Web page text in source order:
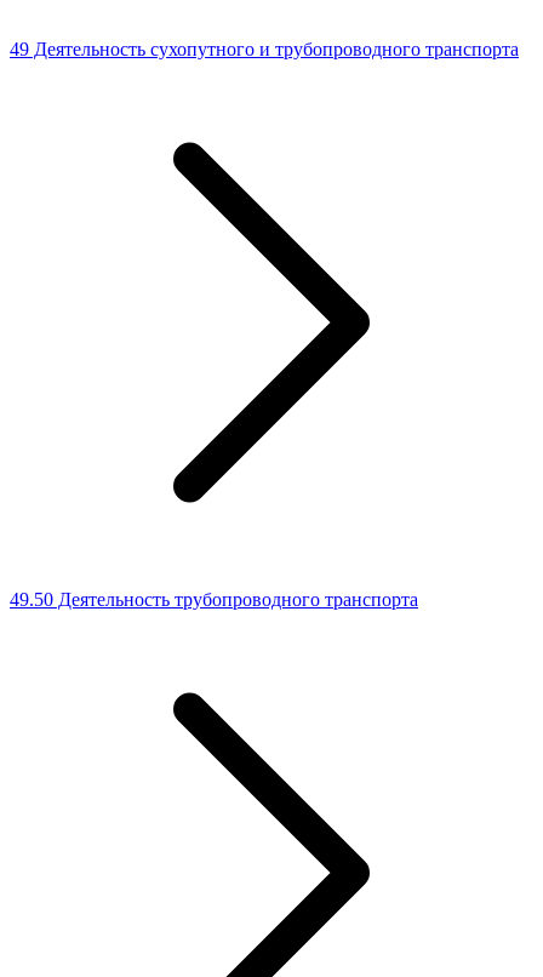
49 Деятельность сухопутного и трубопроводного транспорта
49.50 Деятельность трубопроводного транспорта